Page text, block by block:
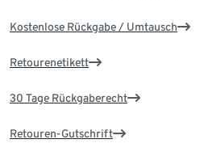
Kostenlose Rückgabe / Umtausch
Retourenetikett
30 Tage Rückgaberecht
Retouren-Gutschrift